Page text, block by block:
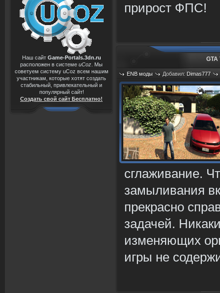
Наш сайт Game-Portals.3dn.ru
расположен в системе uCoz . Мы
советуем систему uCoz всем нашим
участникам, которые хотят создать
стабильный, привлекательный и
популярный сайт!
Создать свой сайт Бесплатно!
прирост ФПС!
GTA
ENB моды Добавил: Dimas777
Просмотров: 1086
сглаживание.
замыливания
прекрасно
задачей.
изменяющих
игры не